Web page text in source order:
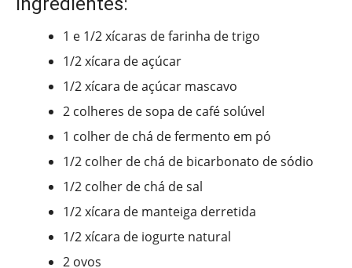
1 e 1/2 xícaras de farinha de trigo
1/2 xícara de açúcar
1/2 xícara de açúcar mascavo
2 colheres de sopa de café solúvel
1 colher de chá de fermento em pó
1/2 colher de chá de bicarbonato de sódio
1/2 colher de chá de sal
1/2 xícara de manteiga derretida
1/2 xícara de iogurte natural
2 ovos